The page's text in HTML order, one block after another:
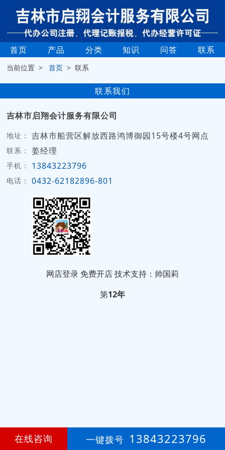
首页 产品 分类 知识 问答 联系
当前位置 >首页 > 联系
联系我们
吉林市启翔会计服务有限公司
地址： 吉林市船营区解放西路鸿博御园15号楼4号网点
联系： 姜经理
手机： 13843223796
电话： 0432-62182896-801
网店登录 免费开店技术支持：帅国莉
第12年
在线咨询 一键拨号 13843223796